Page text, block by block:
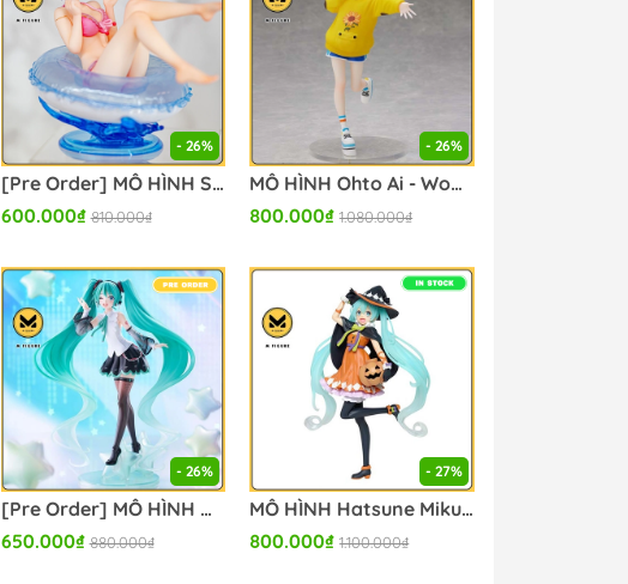
- 26%
[Pre Order] MÔ HÌNH Sairenji Haruna - To LOVEru Darkness - Aqua Float Girls (Taito) FIGURE CHÍNH HÃNG
600.000₫ 810.000₫
- 26%
MÔ HÌNH Ohto Ai - Wonder Egg Priority (Taito) FIGURE CHÍNH HÃNG
800.000₫ 1.080.000₫
- 26%
[Pre Order] MÔ HÌNH Hatsune Miku - Piapro Characters - T-most - 1/6 - NT Ver. (Taito) FIGURE CHÍNH HÃNG
650.000₫ 880.000₫
- 27%
MÔ HÌNH Hatsune Miku - Vocaloid - 2nd Season Autumn Ver. (Taito) FIGURE CHÍNH HÃNG
800.000₫ 1.100.000₫